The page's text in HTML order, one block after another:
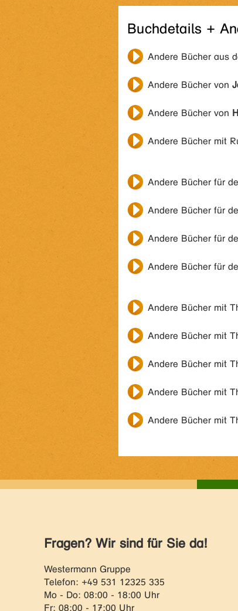
Buchdetails +
Andere Bücher aus
Andere Bücher von
Andere Bücher von
Andere Bücher mit
Andere Bücher für
Andere Bücher für
Andere Bücher für
Andere Bücher für
Andere Bücher mit
Andere Bücher mit
Andere Bücher mit
Andere Bücher mit
Andere Bücher mit